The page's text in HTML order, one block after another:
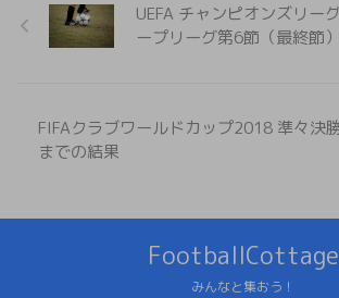
UEFA チャンピオンズリ
ープリーグ第6節（最終節）
FIFAクラブワールドカップ2018 準々決
までの結果
FootballCottage
みんなと集おう！